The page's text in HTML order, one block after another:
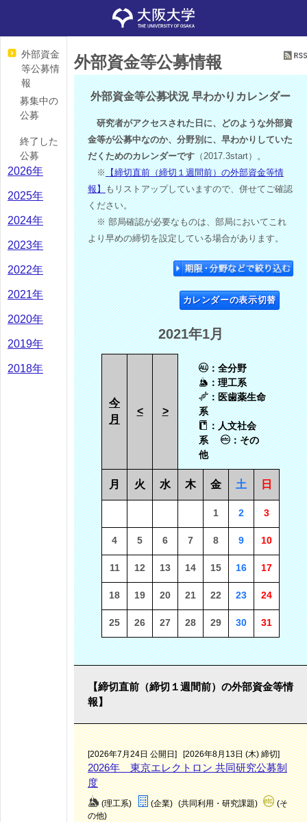
外部資金
等公募情
報
募集中の
公募
終了した
公募
2026年
2025年
2024年
2023年
2022年
2021年
2020年
2019年
2018年
外部資金等公募情報
外部資金等公募状況 早わかりカレンダー
研究者がアクセスされた日に、どのような外部資
金等が公募中なのか、分野別に、早わかりしていた
だくためのカレンダーです（2017.3start）。
※【締切直前（締切１週間前）の外部資金等情
報】もリストアップしていますので、併せてご確認
ください。
※ 部局確認が必要なものは、部局においてこれ
より早めの締切を設定している場合があります。
カレンダーの表示切替
2021年1月
今
月
< >
：全分野
：理工系
：医歯薬生命
系
：人文社会
系
：その
他
月 火 水 木 金 土 日
1 2 3
4 5 6 7 8 9 10
11 12 13 14 15 16 17
18 19 20 21 22 23 24
25 26 27 28 29 30 31
【締切直前（締切１週間前）の外部資金等情
報】
[2026年7月24日 公開日] [2026年8月13日 (木) 締切]
2026年 東京エレクトロン 共同研究公募制
度
(理工系) (企業) (共同利用・研究課題)
(そ
の他)